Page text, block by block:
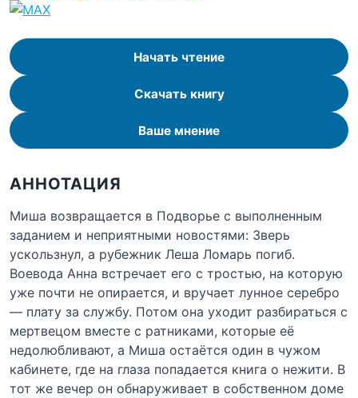
Начать чтение
Скачать книгу
Ваше мнение
АННОТАЦИЯ
Миша возвращается в Подворье с выполненным
заданием и неприятными новостями: Зверь
ускользнул, а рубежник Леша Ломарь погиб.
Воевода Анна встречает его с тростью, на которую
уже почти не опирается, и вручает лунное серебро
— плату за службу. Потом она уходит разбираться с
мертвецом вместе с ратниками, которые её
недолюбливают, а Миша остаётся один в чужом
кабинете, где на глаза попадается книга о нежити. В
тот же вечер он обнаруживает в собственном доме